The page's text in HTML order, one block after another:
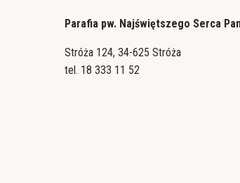
Parafia pw. Najświętszego Serca
Stróża 124, 34-625 Stróża
tel. 18 333 11 52